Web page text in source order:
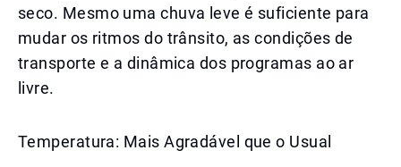
seco. Mesmo uma chuva leve é suficiente para
mudar os ritmos do trânsito, as condições de
transporte e a dinâmica dos programas ao ar
livre.
Temperatura: Mais Agradável que o Usual